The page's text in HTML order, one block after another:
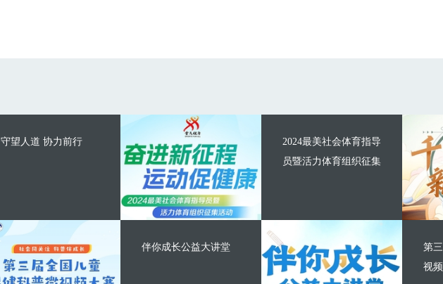
守望人道 协力前行
2024最美社会体育指导
员暨活力体育组织征集
伴你成长公益大讲堂
第
视